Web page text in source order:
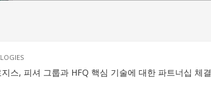
스, 피셔 그룹과 HFQ 핵심 기술에 대한 파트너십 체결